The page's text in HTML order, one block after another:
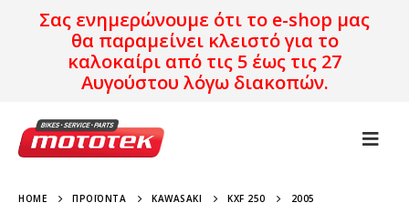
Σας ενημερώνουμε ότι το e-shop μας
θα παραμείνει κλειστό για το
καλοκαίρι από τις 5 έως τις 27
Αυγούστου λόγω διακοπών.
HOME ΠΡΟΪΌΝΤΑ KAWASAKI KXF 250 2005